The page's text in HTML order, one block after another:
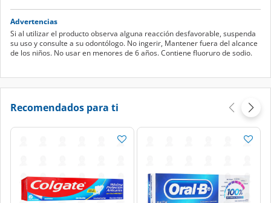
Advertencias
Si al utilizar el producto observa alguna reacción desfavorable, suspenda
su uso y consulte a su odontólogo. No ingerir, Mantener fuera del alcance
de los niños. No usar en menores de 6 años. Contiene fluoruro de sodio.
Recomendados para ti